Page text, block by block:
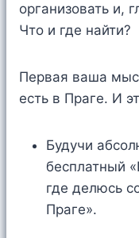
организовать и,
Что и где найти?
Первая ваша
есть в Праге. И
Будучи
бесплатный
где делюсь
Праге».